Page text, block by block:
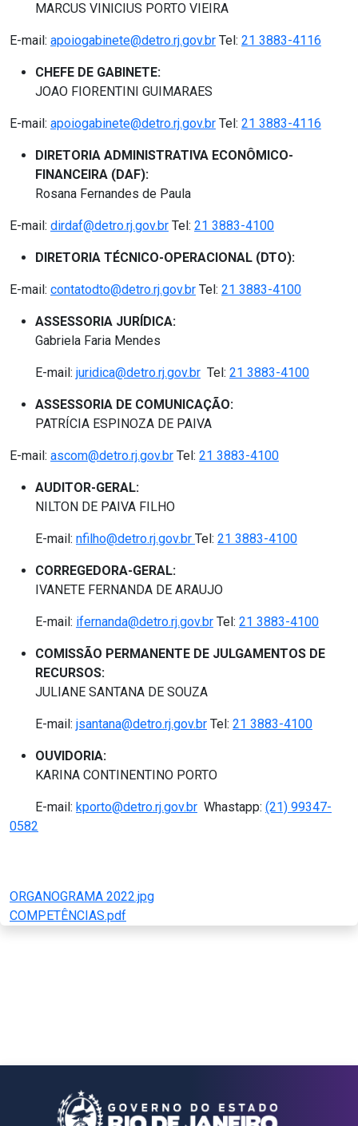
MARCUS VINICIUS PORTO VIEIRA
E-mail: apoiogabinete@detro.rj.gov.br Tel: 21 3883-4116
CHEFE DE GABINETE:
JOAO FIORENTINI GUIMARAES
E-mail: apoiogabinete@detro.rj.gov.br Tel: 21 3883-4116
DIRETORIA ADMINISTRATIVA ECONÔMICO-
FINANCEIRA (DAF):
Rosana Fernandes de Paula
E-mail: dirdaf@detro.rj.gov.br Tel: 21 3883-4100
DIRETORIA TÉCNICO-OPERACIONAL (DTO):
E-mail: contatodto@detro.rj.gov.br Tel: 21 3883-4100
ASSESSORIA JURÍDICA:
Gabriela Faria Mendes
E-mail: juridica@detro.rj.gov.br Tel: 21 3883-4100
ASSESSORIA DE COMUNICAÇÃO:
PATRÍCIA ESPINOZA DE PAIVA
E-mail: ascom@detro.rj.gov.br Tel: 21 3883-4100
AUDITOR-GERAL:
NILTON DE PAIVA FILHO
E-mail: nfilho@detro.rj.gov.br Tel: 21 3883-4100
CORREGEDORA-GERAL:
IVANETE FERNANDA DE ARAUJO
E-mail: ifernanda@detro.rj.gov.br Tel: 21 3883-4100
COMISSÃO PERMANENTE DE JULGAMENTOS DE
RECURSOS:
JULIANE SANTANA DE SOUZA
E-mail: jsantana@detro.rj.gov.br Tel: 21 3883-4100
OUVIDORIA:
KARINA CONTINENTINO PORTO
E-mail: kporto@detro.rj.gov.br Whastapp: (21) 99347-
0582
ORGANOGRAMA 2022.jpg
COMPETÊNCIAS.pdf